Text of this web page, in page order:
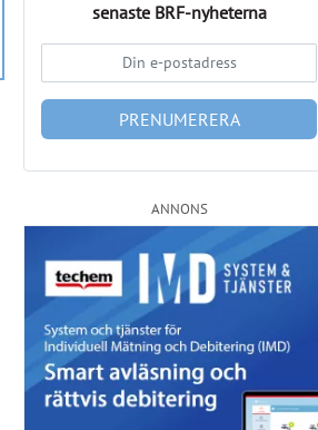
senaste BRF-nyheterna
PRENUMERERA
ANNONS